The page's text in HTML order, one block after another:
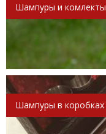
Шампуры и комлекты
Шампуры в коробках